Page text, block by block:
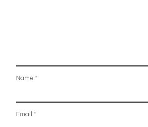
Name *
Email *